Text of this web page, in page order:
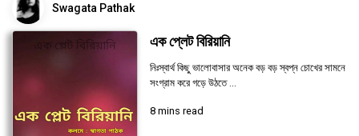
Swagata Pathak
এক প্লেট বিরিয়ানি
নিঃস্বার্থ কিছু ভালোবাসার অনেক বড় বড় স্বপ্ন চোখের সামনে
সংগ্রাম করে গড়ে উঠতে ...
8 mins read